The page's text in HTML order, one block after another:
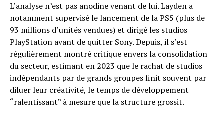
L’analyse n’est pas anodine venant de lui. Layden a
notamment supervisé le lancement de la PS5 (plus de
93 millions d’unités vendues) et dirigé les studios
PlayStation avant de quitter Sony. Depuis, il s’est
régulièrement montré critique envers la consolidation
du secteur, estimant en 2023 que le rachat de studios
indépendants par de grands groupes finit souvent par
diluer leur créativité, le temps de développement
“ralentissant” à mesure que la structure grossit.